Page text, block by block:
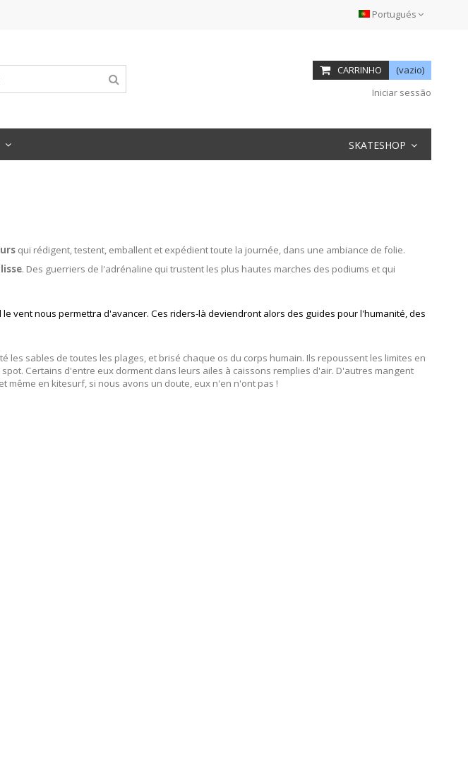
Portugués
CARRINHO
(vazio)
Iniciar sessão
SKATESHOP
qui rédigent, testent, emballent et expédient toute la journée, dans une ambiance de folie.
. Des guerriers de l'adrénaline qui trustent les plus hautes marches des podiums et qui
vent nous permettra d'avancer. Ces riders-là deviendront alors des guides pour l'humanité, des
sables de toutes les plages, et brisé chaque os du corps humain. Ils repoussent les limites en
Certains d'entre eux dorment dans leurs ailes à caissons remplies d'air. D'autres mangent
même en kitesurf, si nous avons un doute, eux n'en n'ont pas !